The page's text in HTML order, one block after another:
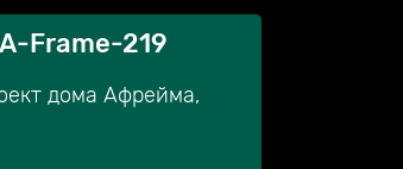
Frame-219
дома Афрейма,